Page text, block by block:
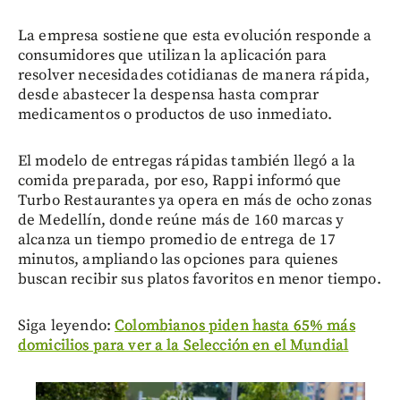
La empresa sostiene que esta evolución responde a
consumidores que utilizan la aplicación para
resolver necesidades cotidianas de manera rápida,
desde abastecer la despensa hasta comprar
medicamentos o productos de uso inmediato.
El modelo de entregas rápidas también llegó a la
comida preparada, por eso, Rappi informó que
Turbo Restaurantes ya opera en más de ocho zonas
de Medellín, donde reúne más de 160 marcas y
alcanza un tiempo promedio de entrega de 17
minutos, ampliando las opciones para quienes
buscan recibir sus platos favoritos en menor tiempo.
Siga leyendo:Colombianos piden hasta 65% más
domicilios para ver a la Selección en el Mundial